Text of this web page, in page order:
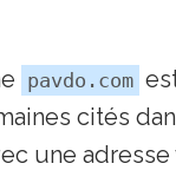
pavdo.com
cités
une adresse